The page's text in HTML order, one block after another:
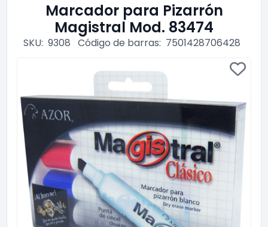
Marcador para Pizarrón
Magistral Mod. 83474
SKU: 9308 Código de barras: 7501428706428